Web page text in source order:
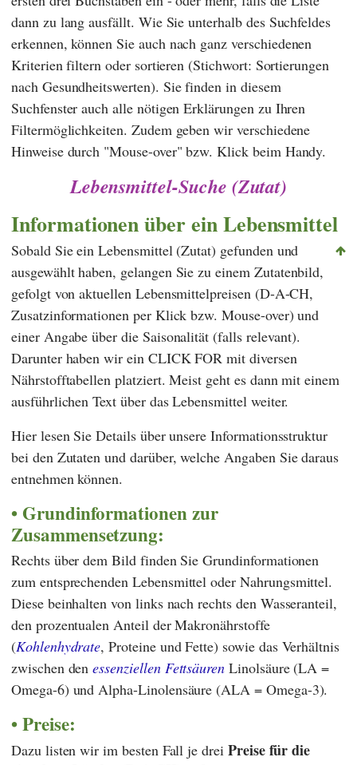
dann zu lang ausfällt. Wie Sie unterhalb des Suchfeldes
erkennen, können Sie auch nach ganz verschiedenen
Kriterien filtern oder sortieren (Stichwort: Sortierungen
nach Gesundheitswerten). Sie finden in diesem
Suchfenster auch alle nötigen Erklärungen zu Ihren
Filtermöglichkeiten. Zudem geben wir verschiedene
Hinweise durch "Mouse-over" bzw. Klick beim Handy.
Lebensmittel-Suche (Zutat)
Informationen über ein Lebensmittel
Sobald Sie ein Lebensmittel (Zutat) gefunden und
ausgewählt haben, gelangen Sie zu einem Zutatenbild,
gefolgt von aktuellen Lebensmittelpreisen (D-A-CH,
Zusatzinformationen per Klick bzw. Mouse-over) und
einer Angabe über die Saisonalität (falls relevant).
Darunter haben wir ein CLICK FOR mit diversen
Nährstofftabellen platziert. Meist geht es dann mit einem
ausführlichen Text über das Lebensmittel weiter.
Hier lesen Sie Details über unsere Informationsstruktur
bei den Zutaten und darüber, welche Angaben Sie daraus
entnehmen können.
Grundinformationen zur
Zusammensetzung:
Rechts über dem Bild finden Sie Grundinformationen
zum entsprechenden Lebensmittel oder Nahrungsmittel.
Diese beinhalten von links nach rechts den Wasseranteil,
den prozentualen Anteil der Makronährstoffe
(Kohlenhydrate, Proteine und Fette) sowie das Verhältnis
zwischen denessenziellen Fettsäuren Linolsäure (LA =
Omega-6) und Alpha-Linolensäure (ALA = Omega-3).
Preise:
Dazu listen wir im besten Fall je drei Preise für die